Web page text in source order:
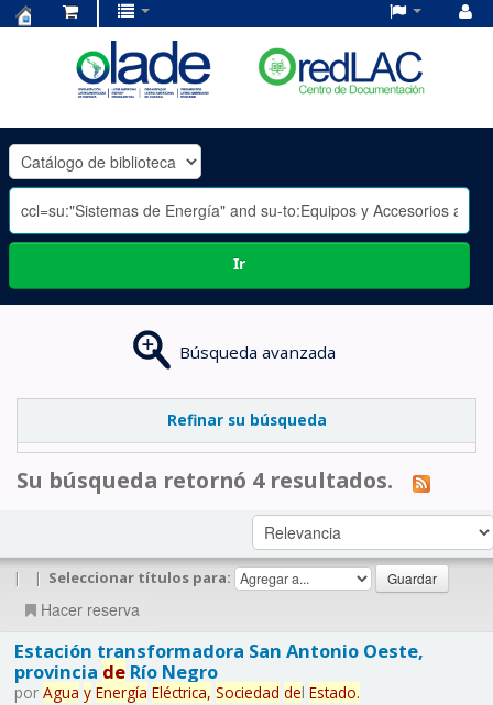
OLADE
-
Ir
Búsqueda avanzada
Refinar su búsqueda
Su búsqueda retornó 4 resultados.
| | Seleccionar títulos para:
Hacer reserva
Estación transformadora San Antonio Oeste,
provincia deRío Negro
por Agua y Energía Eléctrica, Sociedad del Estado.